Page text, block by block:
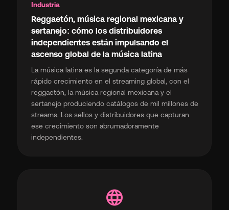
Industria
Reggaetón, música regional mexicana y
sertanejo: cómo los distribuidores
independientes están impulsando el
ascenso global de la música latina
La música latina es la segunda categoría de más
rápido crecimiento en el streaming global, con el
reggaetón, la música regional mexicana y el
sertanejo produciendo catálogos de mil millones de
streams. Los sellos y distribuidores que capturan
ese crecimiento son abrumadoramente
independientes.
language